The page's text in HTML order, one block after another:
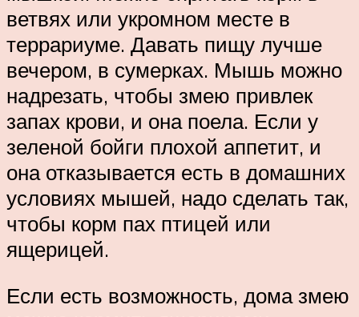
ветвях или укромном месте в
террариуме. Давать пищу лучше
вечером, в сумерках. Мышь можно
надрезать, чтобы змею привлек
запах крови, и она поела. Если у
зеленой бойги плохой аппетит, и
она отказывается есть в домашних
условиях мышей, надо сделать так,
чтобы корм пах птицей или
ящерицей.
Если есть возможность, дома змею